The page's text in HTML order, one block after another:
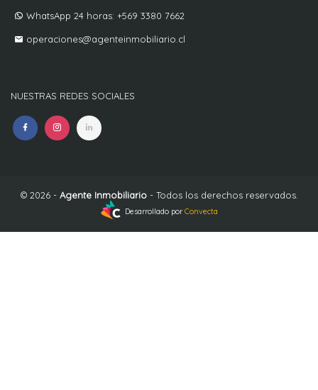
WhatsApp 24 horas: +569 3380 7662
operaciones@agenteinmobiliario.cl
NUESTRAS REDES SOCIALES
© 2026 - Agente Inmobiliario- Todos los derechos reservados.
Desarrollado porConvecta